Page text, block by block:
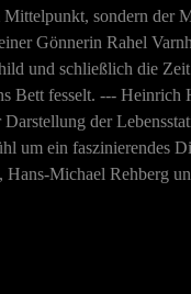
sondern der
Gönnerin Rahel
und schließlich die
Bett fesselt. ---
der
ein faszinierendes
, Hans-Michael Rehberg